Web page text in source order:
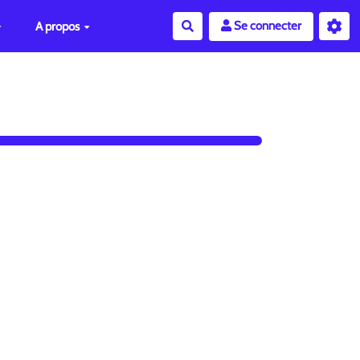
A propos RechercherSe connecter